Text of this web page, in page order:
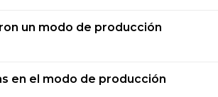
de esclavos.
un modo de producción
sostiene que en la América colonial
en el modo de producción